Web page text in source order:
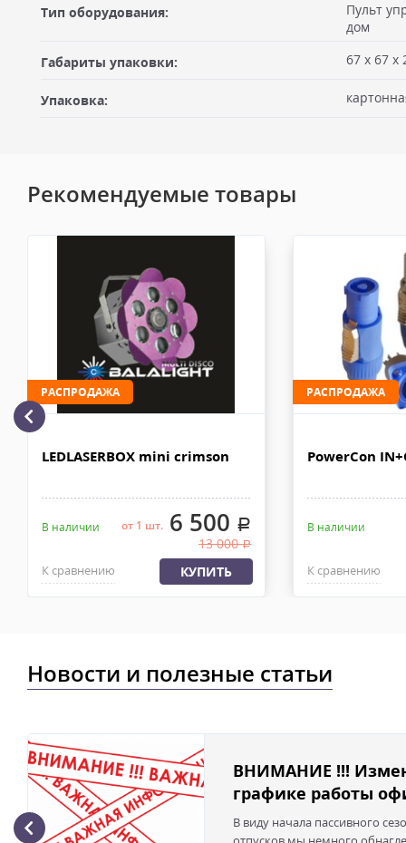
Самовывоз из офиса
оплатив на месте. Для получения товара по счёту Вам
должен быть подписан через ЭДО в день или в момент
Доставка пешим курьером осуществляется курьером
службой после 100% предоплаты. Вес заказа не более 6 кг,
Доставка автотранспортом по Москве и за МКАД
Доставка личным автотранспортом осуществляется по
МКАД после 100% предоплаты. Вес заказа не более 100 кг,
110х90х80 см. Сроки доставки 2-4 рабочих дня. Стоимость
рублей. Документы отправляем с заказом или по ЭДО.
Доставка по Москве, МО и России - EMS ПОЧТА РОССИИ
в течении 2-4х рабочих дней с момента 100% предоплаты,
Ваше имя
Комментарий к отзыву
Тип оборудования:
Пульт
дом
Габариты упаковки: 67 х 67 х
Упаковка:
Рекомендуемые товары
РАСПРОДАЖА
LEDLASERBOX mini crimson
В наличии от 1 шт.6 500 .
13 000.
К сравнению КУПИТЬ
РАСПРОДАЖА
PowerCon
В наличии
К сравнению
Новости и полезные статьи
ВНИМАНИЕ !!!
графике работы
В виду начала пассивного